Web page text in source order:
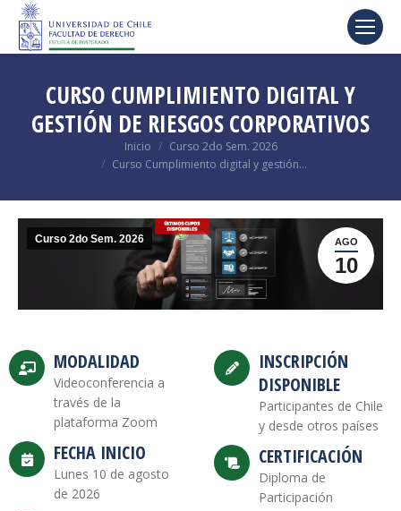
CURSO CUMPLIMIENTO DIGITAL Y
GESTIÓN DE RIESGOS CORPORATIVOS
Inicio
Curso 2do Sem. 2026
Curso Cumplimiento digital y gestión…
AGO
10
Curso 2do Sem. 2026
MODALIDAD
Videoconferencia a
través de la
plataforma Zoom
FECHA INICIO
Lunes 10 de agosto
de 2026
INSCRIPCIÓN
DISPONIBLE
Participantes de Chile
y desde otros países
CERTIFICACIÓN
Diploma de
Participación